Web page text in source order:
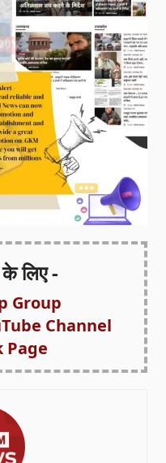
लिए -
Group
Channel
Page